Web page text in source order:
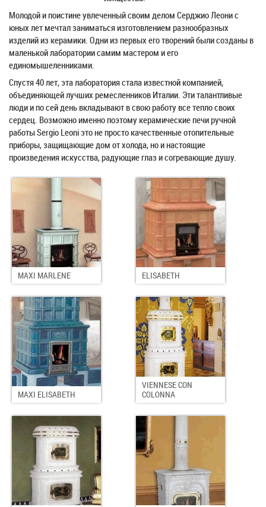
Молодой и поистине увлеченный своим делом Серджио Леони с
юных лет мечтал заниматься изготовлением разнообразных
изделий из керамики. Одни из первых его творений были созданы в
маленькой лаборатории самим мастером и его
единомышеленниками.
Спустя 40 лет, эта лаборатория стала известной компанией,
объединяющей лучших ремесленников Италии. Эти талантливые
люди и по сей день вкладывают в свою работу все тепло своих
сердец. Возможно именно поэтому керамические печи ручной
работы Sergio Leoni это не просто качественные отопительные
приборы, защищающие дом от холода, но и настоящие
произведения искусства, радующие глаз и согревающие душу.
MAXI MARLENE ELISABETH
MAXI ELISABETH
VIENNESE CON
COLONNA